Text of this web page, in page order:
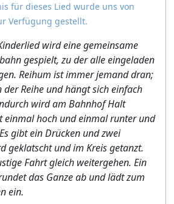
für dieses Lied wurde uns von
Verfügung gestellt.
wird eine gemeinsame
gespielt, zu der alle eingeladen
Reihum ist immer jemand dran;
Reihe und hängt sich einfach
wird am Bahnhof Halt
einmal hoch und einmal runter und
gibt ein Drücken und zwei
geklatscht und im Kreis getanzt.
Fahrt gleich weitergehen. Ein
das Ganze ab und lädt zum
ein.